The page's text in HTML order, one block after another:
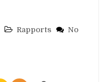
Rapports
No